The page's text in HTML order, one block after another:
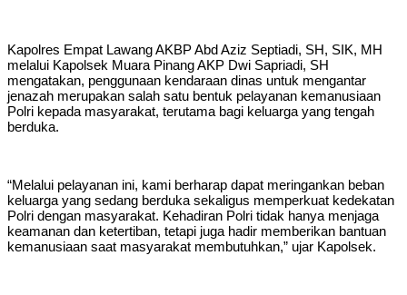
Kapolres Empat Lawang AKBP Abd Aziz Septiadi, SH, SIK, MH
melalui Kapolsek Muara Pinang AKP Dwi Sapriadi, SH
mengatakan, penggunaan kendaraan dinas untuk mengantar
jenazah merupakan salah satu bentuk pelayanan kemanusiaan
Polri kepada masyarakat, terutama bagi keluarga yang tengah
berduka.
“Melalui pelayanan ini, kami berharap dapat meringankan beban
keluarga yang sedang berduka sekaligus memperkuat kedekatan
Polri dengan masyarakat. Kehadiran Polri tidak hanya menjaga
keamanan dan ketertiban, tetapi juga hadir memberikan bantuan
kemanusiaan saat masyarakat membutuhkan,” ujar Kapolsek.